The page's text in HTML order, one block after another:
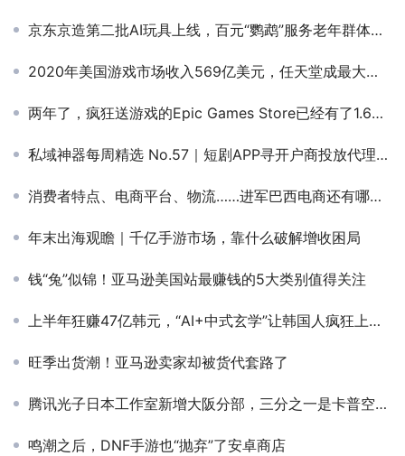
京东京造第二批AI玩具上线，百元“鹦鹉”服务老年群体，情绪价值成卖点？
2020年美国游戏市场收入569亿美元，任天堂成最大赢家
两年了，疯狂送游戏的Epic Games Store已经有了1.6亿用户
私域神器每周精选 No.57｜短剧APP寻开户商投放代理合作；多款游戏产品寻海外发行
消费者特点、电商平台、物流……进军巴西电商还有哪些注意事项？
年末出海观瞻｜千亿手游市场，靠什么破解增收困局
钱“兔”似锦！亚马逊美国站最赚钱的5大类别值得关注
上半年狂赚47亿韩元，“AI+中式玄学”让韩国人疯狂上头？
旺季出货潮！亚马逊卖家却被货代套路了
腾讯光子日本工作室新增大阪分部，三分之一是卡普空前员工
鸣潮之后，DNF手游也“抛弃”了安卓商店